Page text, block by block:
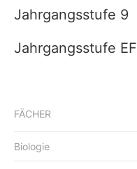
Jahrgangsstufe 9
Jahrgangsstufe EF
FÄCHER
Biologie